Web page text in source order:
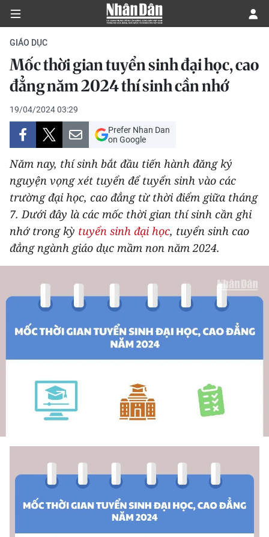
CHÍNH TRỊ
KINH TẾ
VĂN HÓA
XÃ HỘI
PHÁP LUẬT
DU LỊCH
THẾ GIỚI
THỂ THAO
GIÁO DỤC
MÔI TRƯỜNG
TRI THỨC CHUYÊN SÂU
54 DÂN TỘC VIỆT NAM
GIÁO DỤC
Mốc thời gian tuyển sinh đại học, cao
đẳng năm 2024 thí sinh cần nhớ
19/04/2024 03:29
Prefer Nhan Dan
on Google
Năm nay, thí sinh bắt đầu tiến hành đăng ký
nguyện vọng xét tuyển để tuyển sinh vào các
trường đại học, cao đẳng từ thời điểm giữa tháng
7. Dưới đây là các mốc thời gian thí sinh cần ghi
nhớ trong kỳ tuyển sinh đại học, tuyển sinh cao
đẳng ngành giáo dục mầm non năm 2024.